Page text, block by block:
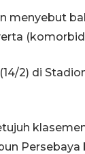
menyebut
2) di